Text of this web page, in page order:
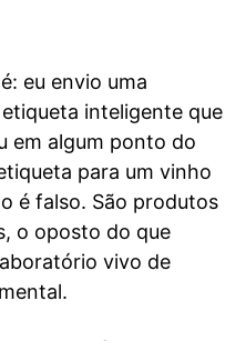
eu envio uma
inteligente que
em algum ponto do
para um vinho
é falso. São produtos
o oposto do que
vivo de